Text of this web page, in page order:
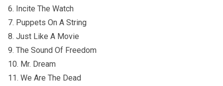
6. Incite The Watch
7. Puppets On A String
8. Just Like A Movie
9. The Sound Of Freedom
10. Mr. Dream
11. We Are The Dead